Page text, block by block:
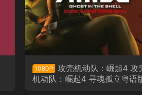
1080P
攻壳机动队：崛起4 攻
机动队：崛起4 寻魂孤立粤语